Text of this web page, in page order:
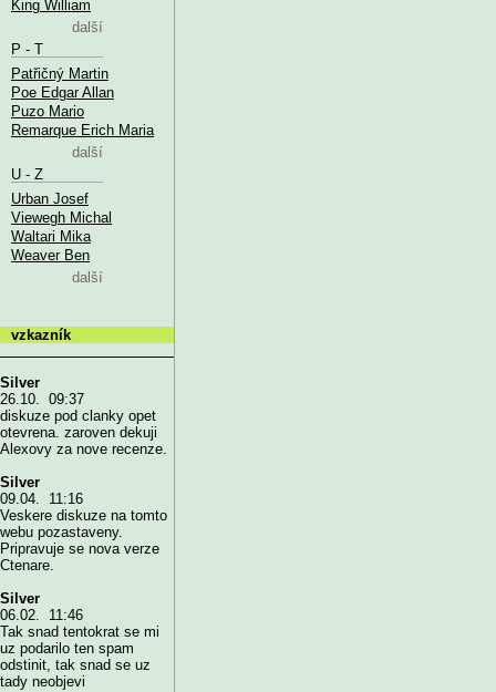
King William
další
P - T
Patřičný Martin
Poe Edgar Allan
Puzo Mario
Remarque Erich Maria
další
U - Z
Urban Josef
Viewegh Michal
Waltari Mika
Weaver Ben
další
vzkazník
Silver
26.10. 09:37
diskuze pod clanky opet
otevrena. zaroven dekuji
Alexovy za nove recenze.
Silver
09.04. 11:16
Veskere diskuze na tomto
webu pozastaveny.
Pripravuje se nova verze
Ctenare.
Silver
06.02. 11:46
Tak snad tentokrat se mi
uz podarilo ten spam
odstinit, tak snad se uz
tady neobjevi